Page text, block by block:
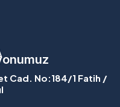
Cad. No:184/1 Fatih /